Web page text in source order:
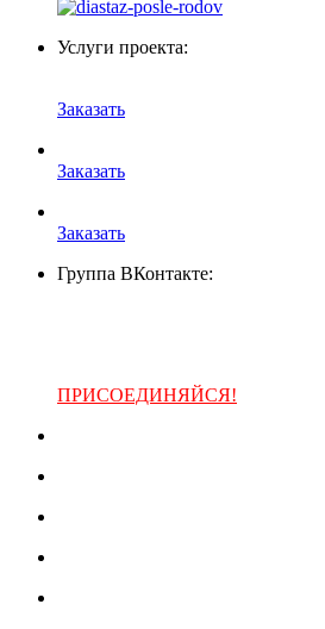
Услуги проекта:
Заказать
Заказать
Заказать
Группа ВКонтакте:
ПРИСОЕДИНЯЙСЯ!